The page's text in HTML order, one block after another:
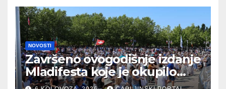
NOVOSTI
Završeno ovogodišnje izdanje
Mladifesta koje je okupilo
mlade iz 73 zemlje svijeta